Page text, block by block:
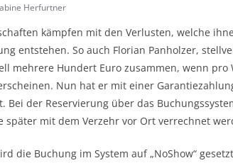
Herfurtner
kämpfen mit den Verlusten, welche
entstehen. So auch Florian Panholzer,
mehrere Hundert Euro zusammen, wenn pro
Nun hat er mit einer
Bei der Reservierung über das
später mit dem Verzehr vor Ort verrechnet
die Buchung im System auf „NoShow“